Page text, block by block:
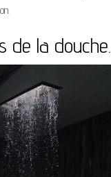
de la douche.